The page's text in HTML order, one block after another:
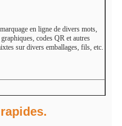
en ligne de divers mots,
codes QR et autres
sur divers emballages, fils, etc.
film mince, noircissement de